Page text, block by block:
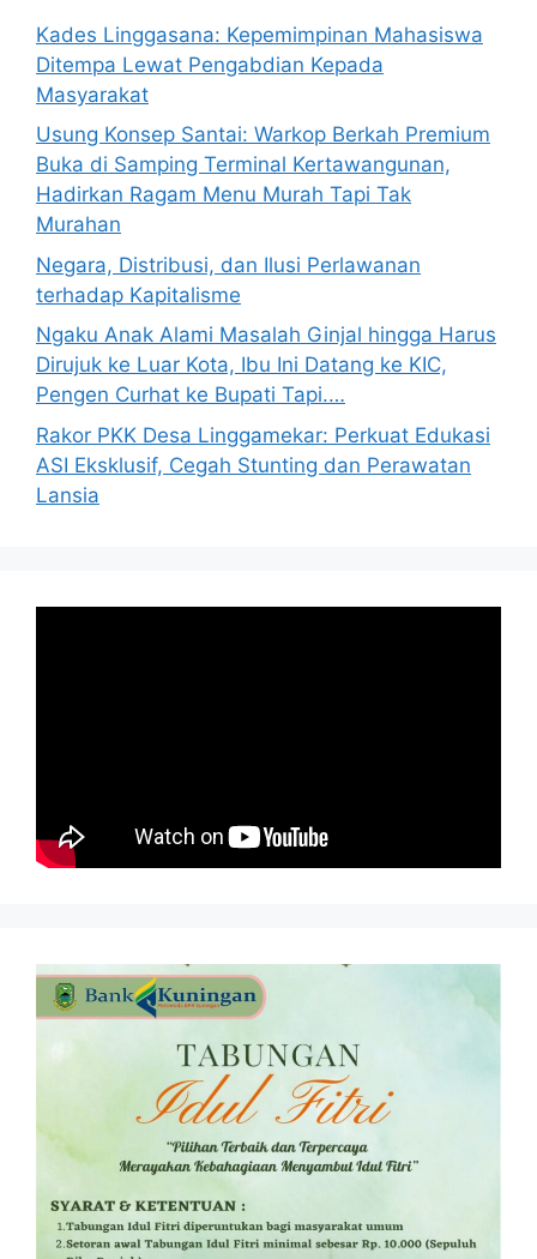
Kades Linggasana: Kepemimpinan Mahasiswa
Ditempa Lewat Pengabdian Kepada
Masyarakat
Usung Konsep Santai: Warkop Berkah Premium
Buka di Samping Terminal Kertawangunan,
Hadirkan Ragam Menu Murah Tapi Tak
Murahan
Negara, Distribusi, dan Ilusi Perlawanan
terhadap Kapitalisme
Ngaku Anak Alami Masalah Ginjal hingga Harus
Dirujuk ke Luar Kota, Ibu Ini Datang ke KIC,
Pengen Curhat ke Bupati Tapi.…
Rakor PKK Desa Linggamekar: Perkuat Edukasi
ASI Eksklusif, Cegah Stunting dan Perawatan
Lansia